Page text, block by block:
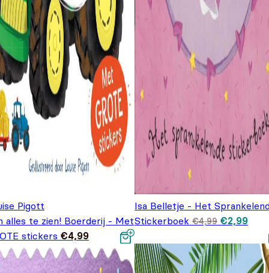
Pigott
alles te zien! Boerderij - Met
stickers €4,99
Isa Belletje - Het
Stickerboek €4,99 prijs was:
€2,99